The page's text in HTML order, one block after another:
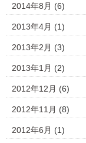
2014年8月 (6)
2013年4月 (1)
2013年2月 (3)
2013年1月 (2)
2012年12月 (6)
2012年11月 (8)
2012年6月 (1)